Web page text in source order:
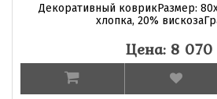
Декоративный коврикРазмер:
хлопка, 20%
Цена: 8 070